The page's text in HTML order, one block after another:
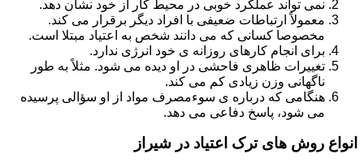
نمی تواند عملکرد خوبی در محیط کار از خود نشان دهد.
معمولاً ارتباطات ضعیفی با افراد دیگر برقرار می کند.
مخصوصا کسانی که می دانند شخص به اعتیاد مبتلا است.
برای انجام کارهای روزانه ی خود انرژی ندارد.
تغییرات ظاهری فاحشی در او دیده می شود. مثلاً به طور
ناگهانی وزن زیادی کم می کند.
هنگامی که درباره ی سوءمصرف مواد از او سؤالی پرسیده
می شود، پاسخ دفاعی می دهد.
انواع روش های ترک اعتیاد در شیراز